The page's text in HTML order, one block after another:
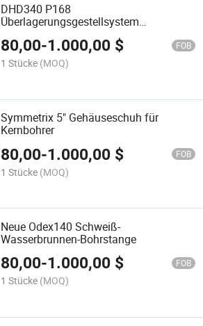
DHD340 P168
Überlagerungsgestellsystem
konzentrische Gestellsysteme Drei-
Flügel-Konzentrische Bohrkrone mit
Flügeln für Wasserbrunnen
80,00-1.000,00 $ FOB
1 Stücke (MOQ)
Symmetrix 5" Gehäuseschuh für
Kernbohrer
80,00-1.000,00 $ FOB
1 Stücke (MOQ)
Neue Odex140 Schweiß-
Wasserbrunnen-Bohrstange
80,00-1.000,00 $ FOB
1 Stücke (MOQ)